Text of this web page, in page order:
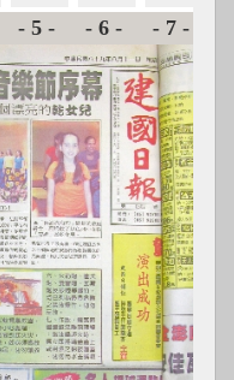
-5- -6- -7-